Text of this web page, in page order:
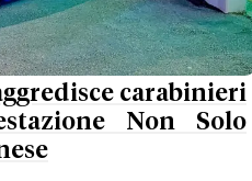
carabinieri
Non Solo